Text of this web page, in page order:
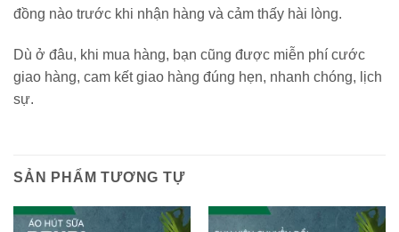
đồng nào trước khi nhận hàng và cảm thấy hài lòng.
Dù ở đâu, khi mua hàng, bạn cũng được miễn phí cước
giao hàng, cam kết giao hàng đúng hẹn, nhanh chóng, lịch
sự.
SẢN PHẨM TƯƠNG TỰ